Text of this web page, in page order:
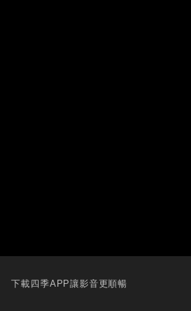
下載四季APP讓影音更順暢